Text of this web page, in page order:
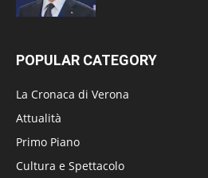
POPULAR CATEGORY
La Cronaca di Verona
Attualità
Primo Piano
Cultura e Spettacolo